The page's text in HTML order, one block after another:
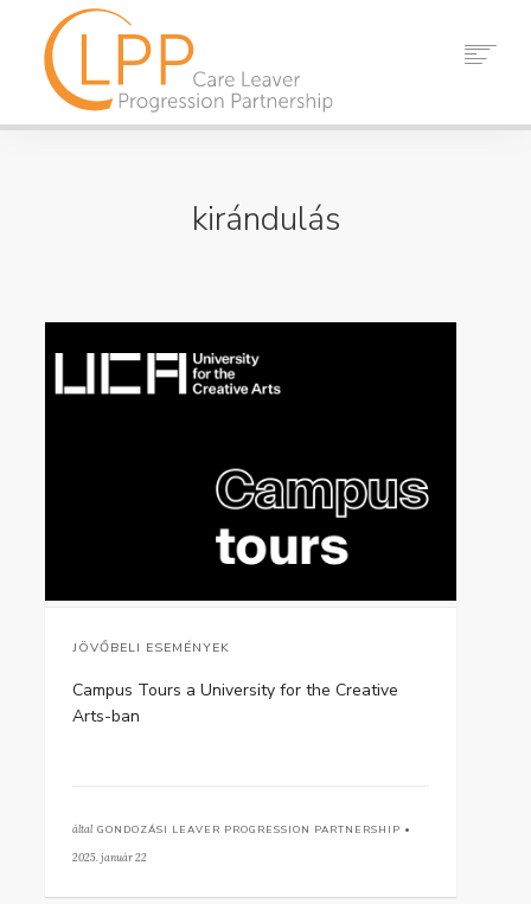
kirándulás
JÖVŐBELI ESEMÉNYEK
Campus Tours a University for the Creative
Arts-ban
által GONDOZÁSI LEAVER PROGRESSION PARTNERSHIP •
2025. január 22